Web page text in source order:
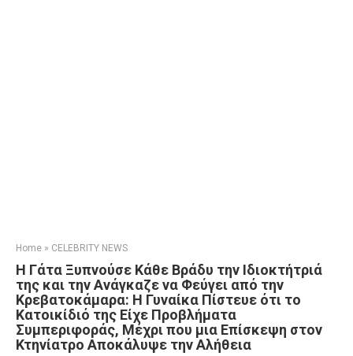
Home » CELEBRITY NEWS
Η Γάτα Ξυπνούσε Κάθε Βράδυ την Ιδιοκτήτριά
της και την Ανάγκαζε να Φεύγει από την
Κρεβατοκάμαρα: Η Γυναίκα Πίστευε ότι το
Κατοικίδιό της Είχε Προβλήματα
Συμπεριφοράς, Μέχρι που μια Επίσκεψη στον
Κτηνίατρο Αποκάλυψε την Αλήθεια